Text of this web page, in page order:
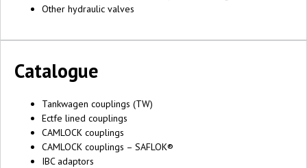
Other hydraulic valves
Catalogue
Tankwagen couplings (TW)
Ectfe lined couplings
CAMLOCK couplings
CAMLOCK couplings – SAFLOK®
IBC adaptors